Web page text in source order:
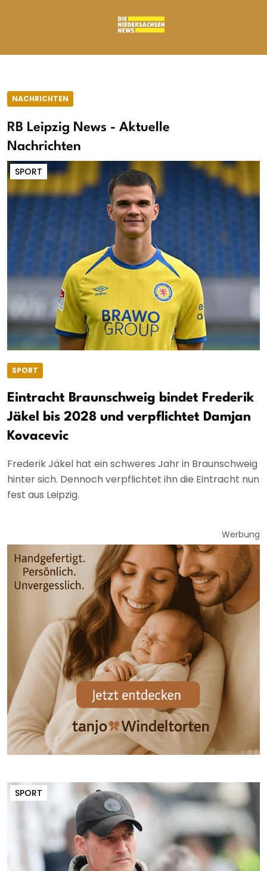
NACHRICHTEN
RB Leipzig News - Aktuelle
Nachrichten
SPORT
SPORT
Eintracht Braunschweig bindet Frederik
Jäkel bis 2028 und verpflichtet Damjan
Kovacevic
Frederik Jäkel hat ein schweres Jahr in Braunschweig
hinter sich. Dennoch verpflichtet ihn die Eintracht nun
fest aus Leipzig.
Werbung
SPORT